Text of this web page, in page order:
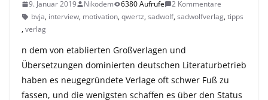
9. Januar 2019 Nikodem 6380 Aufrufe
2 Kommentare
bvja, interview, motivation,qwertz,sadwolf,sadwolfverlag,tipps
,verlag
n dem von etablierten Großverlagen und
Übersetzungen dominierten deutschen Literaturbetrieb
haben es neugegründete Verlage oft schwer Fuß zu
fassen, und die wenigsten schaffen es über den Status